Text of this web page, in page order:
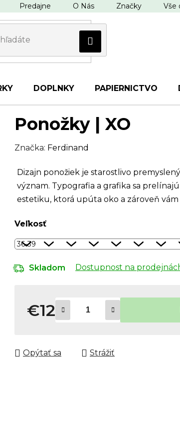
Predajne O Nás Značky Vše
DOPLNKY PAPIERNICTVO
Ponožky | XO
Značka: Ferdinand
Dizajn ponožiek je starostlivo
význam. Typografia a grafika sa
estetiku, ktorá upúta oko a zároveň
Veľkosť
Skladom Dostupnost na
€12
Opýtať sa Strážiť